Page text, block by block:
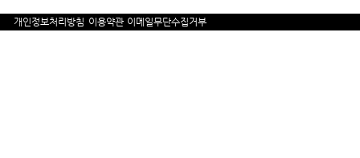
개인정보처리방침 이용약관 이메일무단수집거부